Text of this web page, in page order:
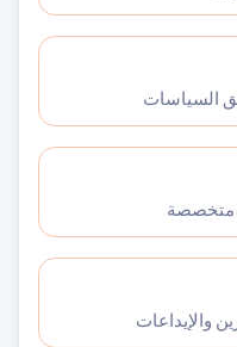
السياسات
متخصصة
والإيداعات